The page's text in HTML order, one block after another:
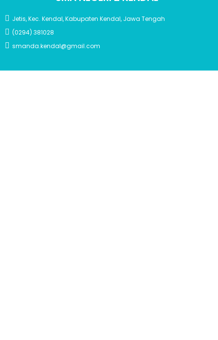
Jetis, Kec. Kendal, Kabupaten Kendal, Jawa Tengah
(0294) 381028
smanda.kendal@gmail.com